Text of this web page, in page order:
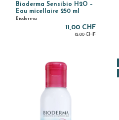
Bioderma Sensibio H2O –
Eau micellaire 250 ml
Bioderma
11,00 CHF
12,00 CHF